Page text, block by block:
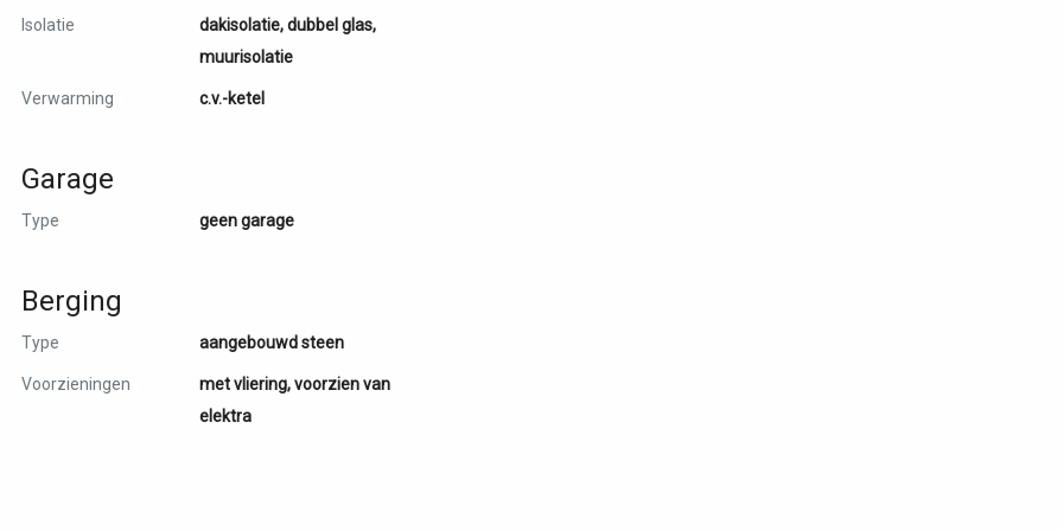
van bijna 3.50 meter. Nu staat er een
voor een gave hoogslaper.
met grind en de erfafscheiding is voor
deuren in de woonkamer geven toegang tot
van de tuin is bestraat, waardoor je een
verdieping;
Isolatie
dakisolatie, dubbel glas,
muurisolatie
Verwarming c.v.-ketel
Garage
Type geen garage
Berging
Type aangebouwd steen
Voorzieningen
met vliering, voorzien van
elektra